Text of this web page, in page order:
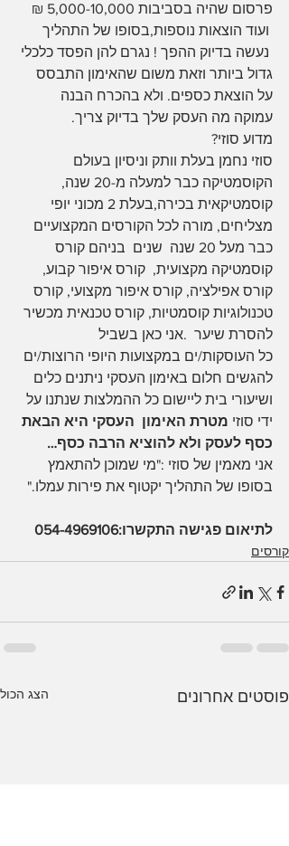
פרסום שהיה בסביבות 5,000-10,000 ₪
ועוד הוצאות נוספות,בסופו של התהליך
נעשה בדיוק ההפך ! נגרם להן הפסד כלכלי
גדול ביותר וזאת משום שהאימון התבסס
על הוצאת כספים. ולא בהכרח הבנה
עמוקה מה העסק שלך בדיוק צריך.
מדוע סוזי?
סוזי נחמן בעלת וותק וניסיון בעולם
הקוסמטיקה כבר למעלה מ-20 שנה,
קוסמטיקאית בכירה,בעלת 2 מכוני יופי
מצליחים, מורה לכל הקורסים המקצועיים
כבר מעל 20 שנה  שנים  בניהם קורס
קוסמטיקה מקצועית,  קורס איפור קבוע,
קורס אפילציה, קורס איפור מקצועי, קורס
טכנולוגיות קוסמטיות, קורס טכנאית מכשיר
להסרת שיער  .אני כאן בשביל
כל העוסקות/ים במקצועות היופי הרוצות/ים
להגשים חלום באימון העסקי ניתנים כלים
ושיעורי בית ליישום כל ההמלצות שנתנו על
ידי סוזי מטרת האימון  העסקי היא הבאת
כסף לעסק ולא להוציא הרבה כסף…
אני מאמין של סוזי :"מי שמוכן להתאמץ
בסופו של התהליך יקטוף את פירות עמלו."
לתיאום פגישה התקשרו:054-4969106
קורסים
פוסטים אחרונים הצג הכול